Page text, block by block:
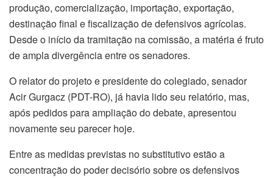
produção, comercialização, importação, exportação,
destinação final e fiscalização de defensivos agrícolas.
Desde o início da tramitação na comissão, a matéria é fruto
de ampla divergência entre os senadores.
O relator do projeto e presidente do colegiado, senador
Acir Gurgacz (PDT-RO), já havia lido seu relatório, mas,
após pedidos para ampliação do debate, apresentou
novamente seu parecer hoje.
Entre as medidas previstas no substitutivo estão a
concentração do poder decisório sobre os defensivos